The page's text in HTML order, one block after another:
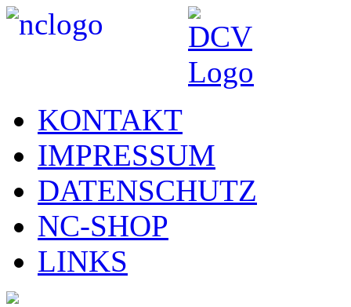
KONTAKT
IMPRESSUM
DATENSCHUTZ
NC-SHOP
LINKS